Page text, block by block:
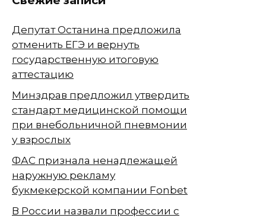
Депутат Останина предложила
отменить ЕГЭ и вернуть
государственную итоговую
аттестацию
Минздрав предложил утвердить
стандарт медицинской помощи
при внебольничной пневмонии
у взрослых
ФАС признала ненадлежащей
наружную рекламу
букмекерской компании Fonbet
В России назвали профессии с